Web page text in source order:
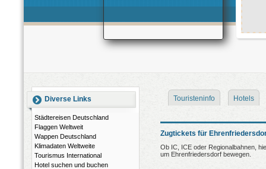
Diverse Links
Städtereisen Deutschland
Flaggen Weltweit
Wappen Deutschland
Klimadaten Weltweite
Tourismus International
Hotel suchen und buchen
Touristeninfo Hotels
Zugtickets für
Ob IC, ICE oder Regionalbahnen,
um Ehrenfriedersdorf bewegen.